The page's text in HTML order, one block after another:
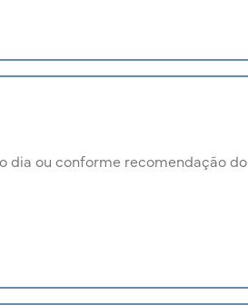
dia ou conforme recomendação do